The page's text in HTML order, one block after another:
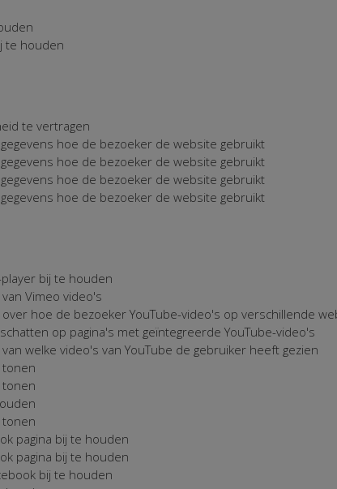
te houden
te vertragen
hoe de bezoeker de website gebruikt
hoe de bezoeker de website gebruikt
hoe de bezoeker de website gebruikt
hoe de bezoeker de website gebruikt
bij te houden
Vimeo video's
hoe de bezoeker YouTube-video's op verschillende
op pagina's met geïntegreerde YouTube-video's
welke video's van YouTube de gebruiker heeft gezien
pagina bij te houden
pagina bij te houden
bij te houden